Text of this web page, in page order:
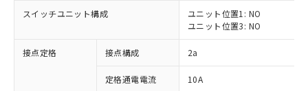
スイッチユニット構成
ユニット位置1: NO
ユニット位置3: NO
接点定格 接点構成 2a
定格通電電流 10A